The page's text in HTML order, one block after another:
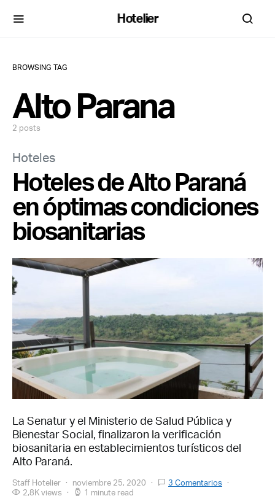
Hotelier
BROWSING TAG
Alto Parana
2 posts
Hoteles
Hoteles de Alto Paraná
en óptimas condiciones
biosanitarias
La Senatur y el Ministerio de Salud Pública y
Bienestar Social, finalizaron la verificación
biosanitaria en establecimientos turísticos del
Alto Paraná.
Staff Hotelier noviembre 25, 2020
3 Comentarios
2,8K views
1 minute read